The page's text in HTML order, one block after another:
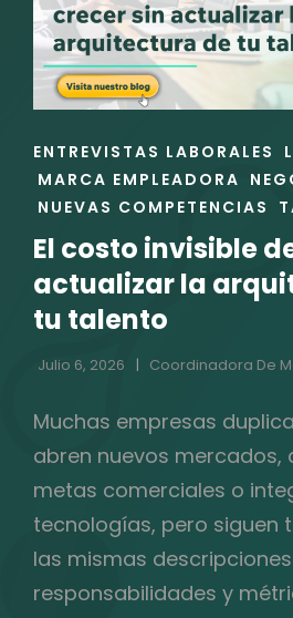
ENLACES
DE
LAS
CATEGORÍAS
ENTREVISTAS LABORALES
MARCA EMPLEADORA
NUEVAS COMPETENCIAS
El costo invisible
actualizar la
tu talento
Julio 6, 2026 Coordinadora De
Muchas empresas
abren nuevos mercados,
metas comerciales o
tecnologías, pero siguen
las mismas
responsabilidades y